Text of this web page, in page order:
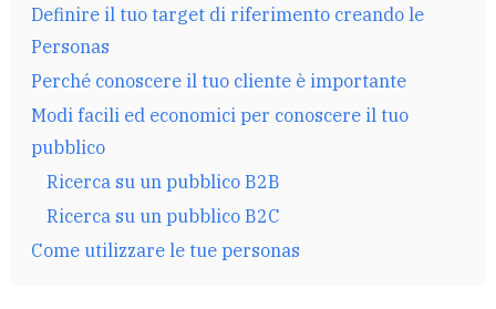
Definire il tuo target di riferimento creando le
Personas
Perché conoscere il tuo cliente è importante
Modi facili ed economici per conoscere il tuo
pubblico
Ricerca su un pubblico B2B
Ricerca su un pubblico B2C
Come utilizzare le tue personas